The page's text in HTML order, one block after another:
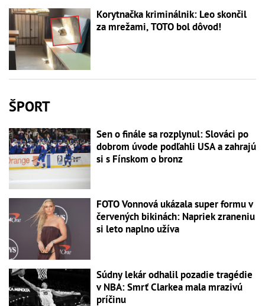
Korytnačka kriminálnik: Leo skončil
za mrežami, TOTO bol dôvod!
ŠPORT
Sen o finále sa rozplynul: Slováci po
dobrom úvode podľahli USA a zahrajú
si s Fínskom o bronz
FOTO Vonnová ukázala super formu v
červených bikinách: Napriek zraneniu
si leto naplno užíva
Súdny lekár odhalil pozadie tragédie
v NBA: Smrť Clarkea mala mrazivú
príčinu